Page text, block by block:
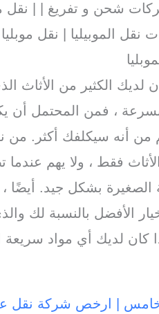
شحن و تفريغ | | نقل
نقل الموبيليا | نقل
لديك الكثير من الأثاث
، فمن المحتمل أن
من أنه سيكلفك أكثر. من
فقط ، ولا يهم عندما
الصغيرة بشكل جيد.
الأفضل بالنسبة لك
كان لديك أي مواد
| ارخص شركة نقل